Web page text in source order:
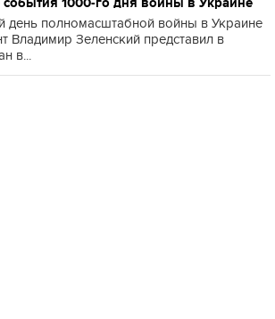
день полномасштабной войны в Украине
Владимир Зеленский представил в
в...